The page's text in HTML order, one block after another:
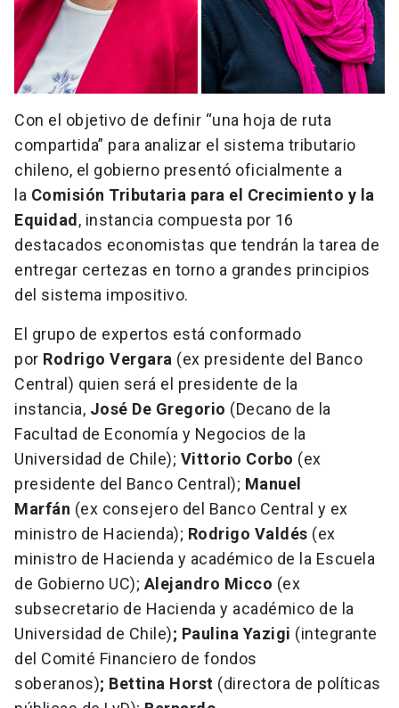
Con el objetivo de definir “una hoja de ruta
compartida” para analizar el sistema tributario
chileno, el gobierno presentó oficialmente a
la Comisión Tributaria para el Crecimiento y la
Equidad , instancia compuesta por 16
destacados economistas que tendrán la tarea de
entregar certezas en torno a grandes principios
del sistema impositivo.
El grupo de expertos está conformado
por Rodrigo Vergara (ex presidente del Banco
Central) quien será el presidente de la
instancia, José De Gregorio (Decano de la
Facultad de Economía y Negocios de la
Universidad de Chile); Vittorio Corbo (ex
presidente del Banco Central); Manuel
Marfán (ex consejero del Banco Central y ex
ministro de Hacienda); Rodrigo Valdés (ex
ministro de Hacienda y académico de la Escuela
de Gobierno UC); Alejandro Micco (ex
subsecretario de Hacienda y académico de la
Universidad de Chile); Paulina Yazigi (integrante
del Comité Financiero de fondos
soberanos); Bettina Horst (directora de políticas